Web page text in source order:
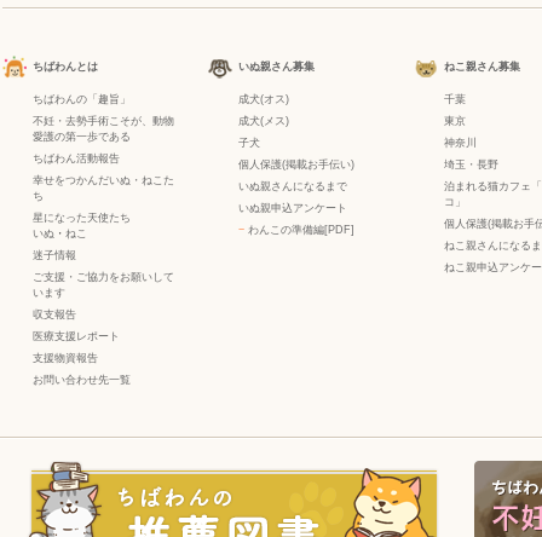
ちばわんとは
ちばわんの「趣旨」
不妊・去勢手術こそが、動物
愛護の第一歩である
ちばわん活動報告
幸せをつかんだいぬ・ねこた
ち
星になった天使たち
いぬ ・ ねこ
迷子情報
ご支援・ご協力をお願いして
います
収支報告
医療支援レポート
支援物資報告
お問い合わせ先一覧
いぬ親さん募集
成犬(オス)
成犬(メス)
子犬
個人保護(掲載お手伝い)
いぬ親さんになるまで
いぬ親申込アンケート
− わんこの準備編[PDF]
ねこ親さん募集
千葉
東京
神奈川
埼玉・長野
泊まれる猫カフェ
コ」
個人保護(掲載お手
ねこ親さんになる
ねこ親申込アンケ